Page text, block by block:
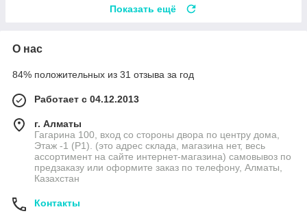
Показать ещё
О нас
84% положительных из 31 отзыва за год
Работает с 04.12.2013
г. Алматы
Гагарина 100, вход со стороны двора по центру дома,
Этаж -1 (P1). (это адрес склада, магазина нет, весь
ассортимент на сайте интернет-магазина) самовывоз по
предзаказу или оформите заказ по телефону, Алматы,
Казахстан
Контакты